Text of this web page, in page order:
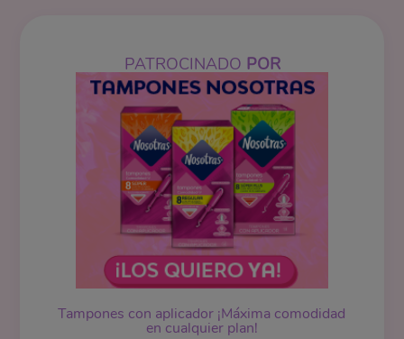
PATROCINADO POR
Tampones con aplicador ¡Máxima comodidad
en cualquier plan!